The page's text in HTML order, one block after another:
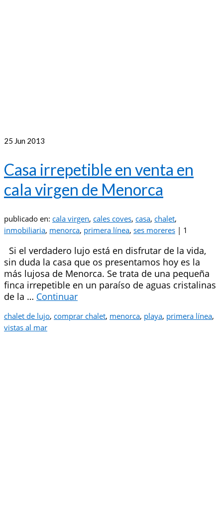
25 Jun 2013
Casa irrepetible en venta en
cala virgen de Menorca
publicado en: cala virgen, cales coves, casa, chalet,
inmobiliaria, menorca, primera línea, ses moreres | 1
Si el verdadero lujo está en disfrutar de la vida,
sin duda la casa que os presentamos hoy es la
más lujosa de Menorca. Se trata de una pequeña
finca irrepetible en un paraíso de aguas cristalinas
de la … Continuar
chalet de lujo, comprar chalet, menorca, playa, primera línea,
vistas al mar